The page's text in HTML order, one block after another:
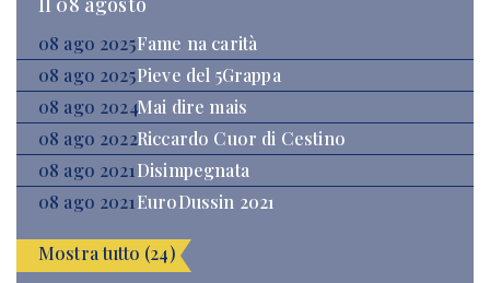
08 ago 2025Fame na carità
08 ago 2025Pieve del 5Grappa
08 ago 2024Mai dire mais
08 ago 2022Riccardo Cuor di Cestino
08 ago 2021Disimpegnata
08 ago 2021EuroDussin 2021
Mostra tutto (24)